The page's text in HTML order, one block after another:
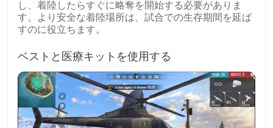
し、着陸したらすぐに略奪を開始する必要がありま
す。より安全な着陸場所は、試合での生存期間を延ば
すのに役立ちます。
ベストと医療キットを使用する